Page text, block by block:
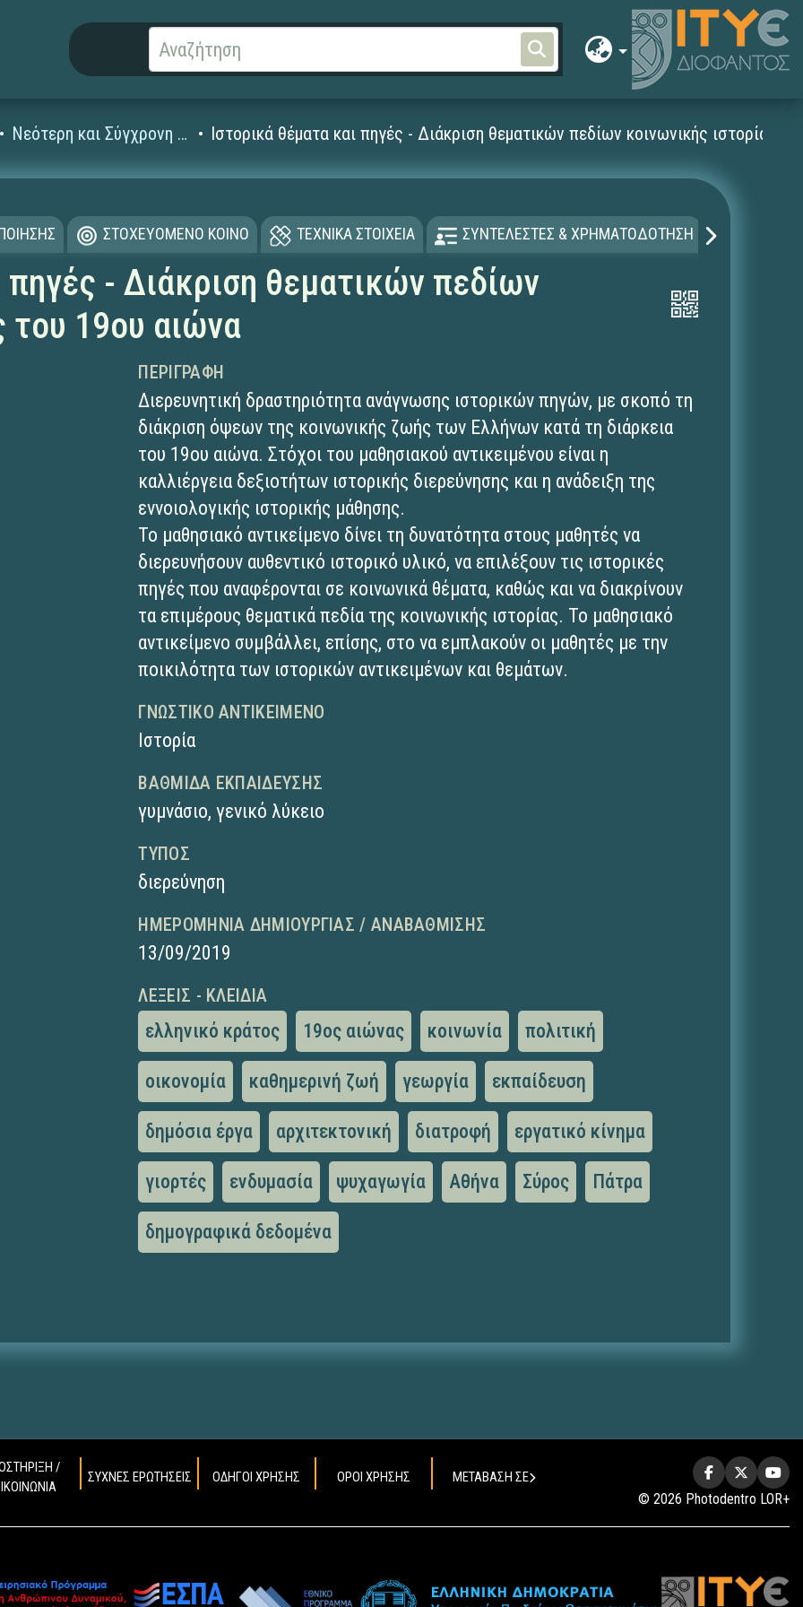
Νεότερη και Σύγχρονη Ιστορία (19ος-20ός αι.) Ιστορικά θέματα και πηγές - Διάκριση θεματικών πεδίων κοινωνικής ιστορίας
ΣΤΟΧΕΥΟΜΕΝΟ ΚΟΙΝΟ ΤΕΧΝΙΚΑ ΣΤΟΙΧΕΙΑ ΣΥΝΤΕΛΕΣΤΕΣ & ΧΡΗΜΑΤΟΔΟΤΗΣΗ
πηγές - Διάκριση θεματικών πεδίων
του 19ου αιώνα
ΠΕΡΙΓΡΑΦΉ
Διερευνητική δραστηριότητα ανάγνωσης ιστορικών πηγών, με σκοπό τη
διάκριση όψεων της κοινωνικής ζωής των Ελλήνων κατά τη διάρκεια
του 19ου αιώνα. Στόχοι του μαθησιακού αντικειμένου είναι η
καλλιέργεια δεξιοτήτων ιστορικής διερεύνησης και η ανάδειξη της
εννοιολογικής ιστορικής μάθησης.
Το μαθησιακό αντικείμενο δίνει τη δυνατότητα στους μαθητές να
διερευνήσουν αυθεντικό ιστορικό υλικό, να επιλέξουν τις ιστορικές
πηγές που αναφέρονται σε κοινωνικά θέματα, καθώς και να διακρίνουν
τα επιμέρους θεματικά πεδία της κοινωνικής ιστορίας. Το μαθησιακό
αντικείμενο συμβάλλει, επίσης, στο να εμπλακούν οι μαθητές με την
ποικιλότητα των ιστορικών αντικειμένων και θεμάτων.
ΓΝΩΣΤΙΚΌ ΑΝΤΙΚΕΊΜΕΝΟ
Ιστορία
ΒΑΘΜΊΔΑ ΕΚΠΑΊΔΕΥΣΗΣ
γυμνάσιο,γενικό λύκειο
ΤΎΠΟΣ
διερεύνηση
ΗΜΕΡΟΜΗΝΊΑ ΔΗΜΙΟΥΡΓΊΑΣ / ΑΝΑΒΆΘΜΙΣΗΣ
13/09/2019
ΛΈΞΕΙΣ - ΚΛΕΙΔΙΆ
ελληνικό κράτος 19ος αιώνας κοινωνία πολιτική
οικονομία καθημερινή ζωή γεωργία εκπαίδευση
δημόσια έργα αρχιτεκτονική διατροφή εργατικό κίνημα
γιορτές ενδυμασία ψυχαγωγία Αθήνα Σύρος Πάτρα
δημογραφικά δεδομένα
/
ΣΥΧΝΕΣ ΕΡΩΤΗΣΕΙΣ ΟΔΗΓΟΙ ΧΡΗΣΗΣ ΟΡΟΙ ΧΡΗΣΗΣ ΜΕΤΑΒΑΣΗ ΣΕ
© 2026 Photodentro LOR+